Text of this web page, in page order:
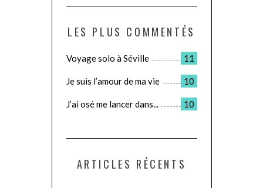
LES PLUS COMMENTÉS
11
Voyage solo à Séville
10
Je suis l’amour de ma vie
10
J’ai osé me lancer dans...
ARTICLES RÉCENTS